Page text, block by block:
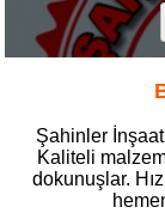
Şahinler
Kaliteli
dokunuşlar.